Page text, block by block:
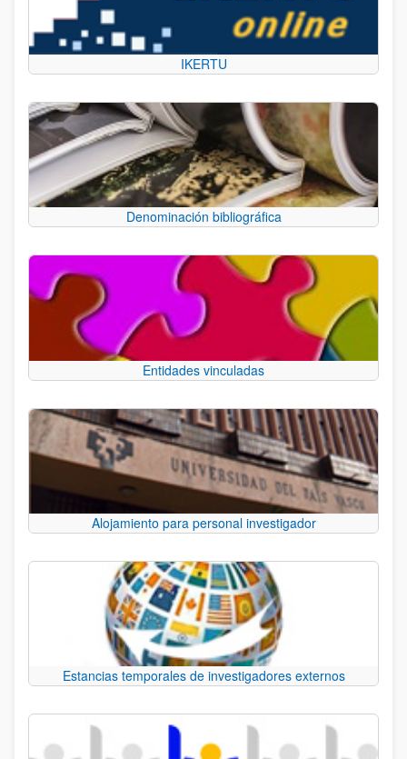
IKERTU
Denominación bibliográfica
Entidades vinculadas
Alojamiento para personal investigador
Estancias temporales de investigadores externos